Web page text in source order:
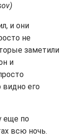
и они
не
заметили
и
его
еще по
всю ночь.